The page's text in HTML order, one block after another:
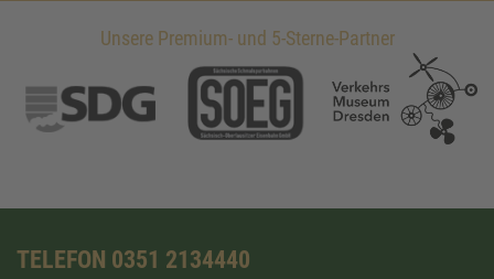
Unsere Premium- und 5-Sterne-Partner
TELEFON 0351 2134440